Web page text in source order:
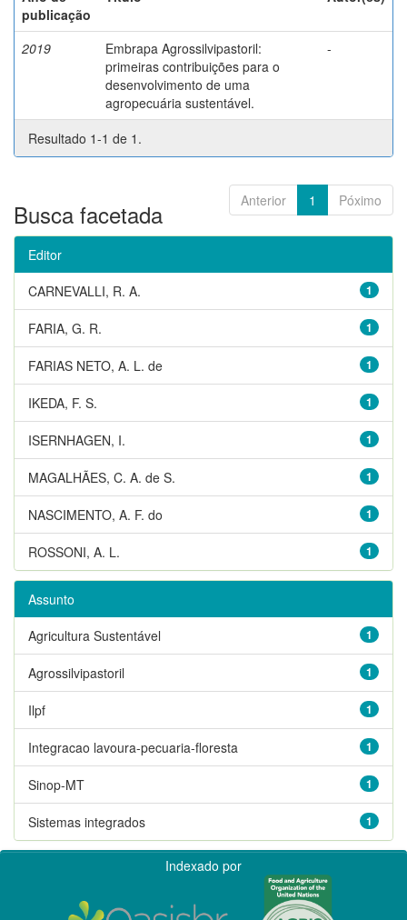
publicação
2019
Embrapa Agrossilvipastoril:
primeiras contribuições para o
desenvolvimento de uma
agropecuária sustentável.
-
Resultado 1-1 de 1.
Anterior 1 Póximo
Busca facetada
Editor
1
CARNEVALLI, R. A.
1
FARIA, G. R.
1
FARIAS NETO, A. L. de
1
IKEDA, F. S.
1
ISERNHAGEN, I.
1
MAGALHÃES, C. A. de S.
1
NASCIMENTO, A. F. do
1
ROSSONI, A. L.
Assunto
1
Agricultura Sustentável
1
Agrossilvipastoril
1
Ilpf
1
Integracao lavoura-pecuaria-floresta
1
Sinop-MT
1
Sistemas integrados
Indexado por